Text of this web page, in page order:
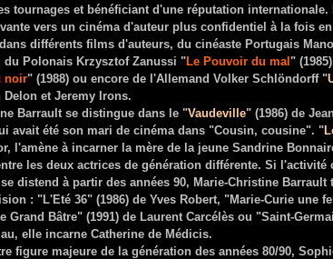
tournages et bénéficiant d'une réputation
vers un cinéma d'auteur plus confidentiel à la fois
différents films d'auteurs, du cinéaste Portugais
du Polonais Krzysztof Zanussi "Le Pouvoir du mal "
noir" (1988) ou encore de l'Allemand Volker Schlöndorff "
et Jeremy Irons.
Barrault se distingue dans le "Vaudeville" (1986) de
avait été son mari de cinéma dans "Cousin, cousine". "
l'amène à incarner la mère de la jeune Sandrine
les deux actrices de génération différente. Si l'activité
distend à partir des années 90, Marie-Christine
: "L'Eté 36" (1986) de Yves Robert, "Marie-Curie une
Grand Bâtre" (1991) de Laurent Carcélès ou "Saint-
elle incarne Catherine de Médicis.
figure majeure de la génération des années 80/90,